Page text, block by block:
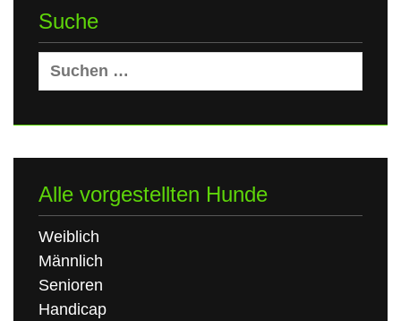
Suche
Suchen
nach:
Alle vorgestellten Hunde
Weiblich
Männlich
Senioren
Handicap